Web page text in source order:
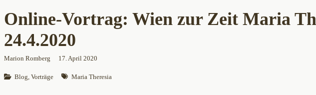
Online-Vortrag: Wien zur Zeit Maria
24.4.2020
Marion Romberg 17. April 2020
Blog, Vorträge Maria Theresia